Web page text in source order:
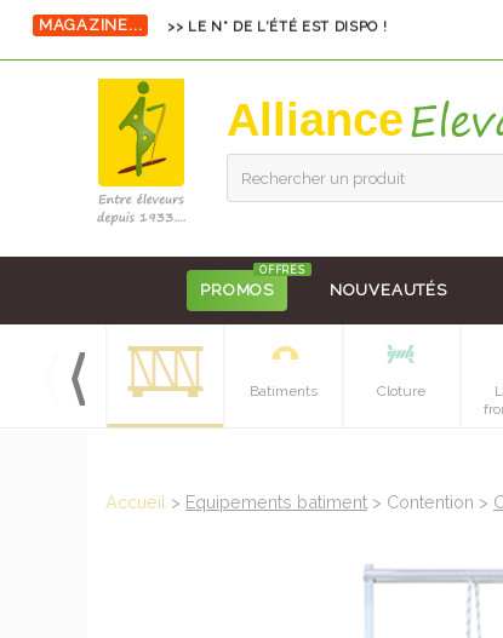
MAGAZINE... >> LE N° DE L'ÉTÉ EST DISPO !
Alliance
Rechercher un produit
PROMOS
OFFRES
NOUVEAUTÉS
Hygiene et
Batiments Cloture
Accueil > Equipements batiment > Contention >